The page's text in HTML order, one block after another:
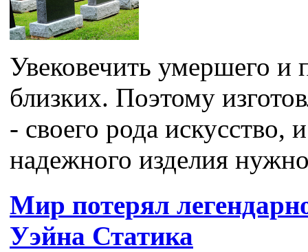
Увековечить умершего и
близких. Поэтому
- своего рода искусство,
надежного изделия
Мир потерял
Уэйна Статика